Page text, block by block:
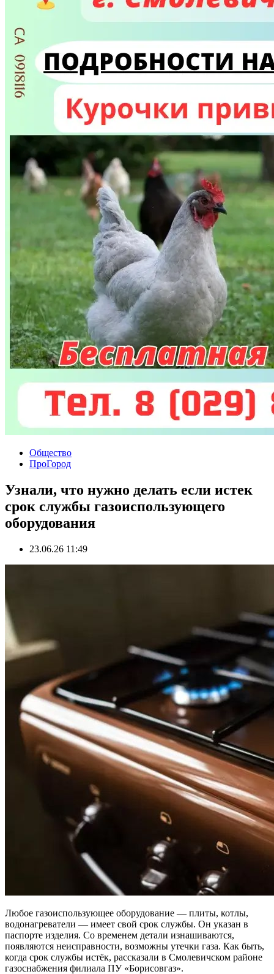
Общество
ПроГород
Узнали, что нужно делать если истек
срок службы газоиспользующего
оборудования
23.06.26 11:49
Любое газоиспользующее оборудование — плиты, котлы,
водонагреватели — имеет свой срок службы. Он указан в
паспорте изделия. Со временем детали изнашиваются,
появляются неисправности, возможны утечки газа. Как быть,
когда срок службы истёк, рассказали в Смолевичском районе
газоснабжения филиала ПУ «Борисовгаз».